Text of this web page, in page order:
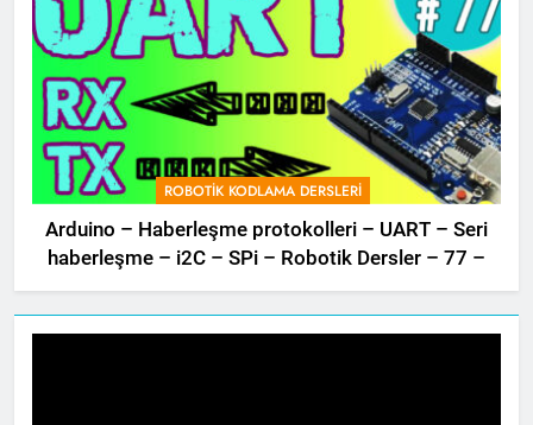
ROBOTIK KODLAMA DERSLERI
Arduino – Haberleşme protokolleri – UART – Seri
haberleşme – i2C – SPi – Robotik Dersler – 77 –